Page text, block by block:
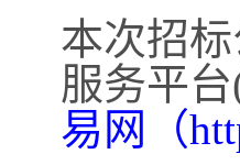
本次招
服务平台
易网（